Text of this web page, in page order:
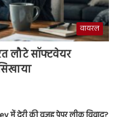
वायरल
लौटे सॉफ्टवेयर